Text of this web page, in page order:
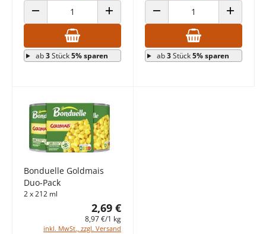
ANZAHL VERRINGERN ANZAHL ERHÖHEN
ab3Stück5% sparen
ANZAHL VERRINGERN ANZAHL
ab3Stück5% sparen
Bonduelle Goldmais
Duo-Pack
2 x 212 ml
2,69 €
8,97 €/1 kg
inkl. MwSt., zzgl. Versand